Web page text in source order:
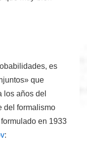
es
que
los años del
del formalismo
en 1933
: